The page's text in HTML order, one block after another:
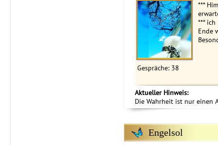
***
*** ich
Ende
Gespräche: 38
Aktueller Hinweis:
Die Wahrheit ist nur einen
Engelsol